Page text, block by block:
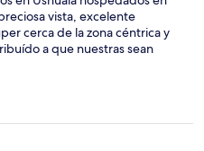
vista, excelente
cerca de la zona céntrica y
a que nuestras sean